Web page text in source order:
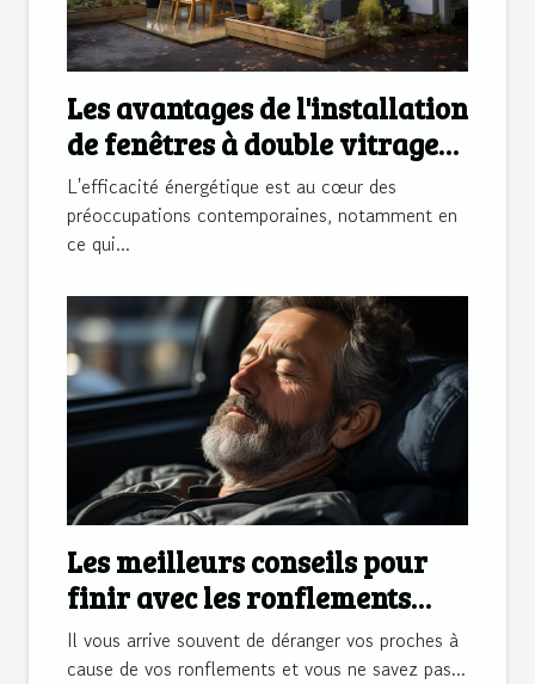
Les avantages de l'installation
de fenêtres à double vitrage
pour l'efficacité énergétique
dans les maisons à Blois
L'efficacité énergétique est au cœur des
préoccupations contemporaines, notamment en
ce qui...
Les meilleurs conseils pour
finir avec les ronflements
réguliers
Il vous arrive souvent de déranger vos proches à
cause de vos ronflements et vous ne savez pas...